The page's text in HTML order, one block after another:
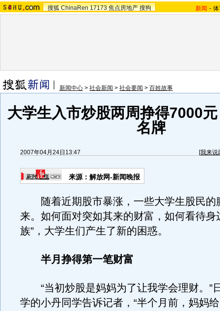
搜狐 ChinaRen 17173 焦点房地产 搜狗 新闻 -
新闻中心 > 社会新闻 > 社会要闻 > 百姓故事
大学生入市炒股两周挣得7000
名牌
2007年04月24日13:47 [我来说
来源：解放网-新闻晚报
随着近期股市暴涨，一些大学生股民的
来。如何面对突如其来的财富，如何看待身
族”，大学生们产生了新的困惑。
半月挣得第一笔财富
“当初炒股是妈妈为了让我学会理财。”
学的小丹同学告诉记者，“半个月前，妈妈